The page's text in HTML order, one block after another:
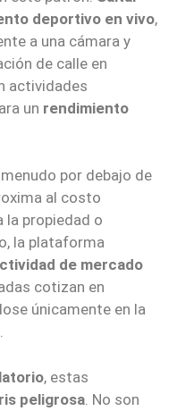
deportivo en vivo,
a una cámara y
de calle en
actividades
un rendimiento
por debajo de
al costo
la propiedad o
la plataforma
de mercado
cotizan en
únicamente en la
.
, estas
peligrosa . No son